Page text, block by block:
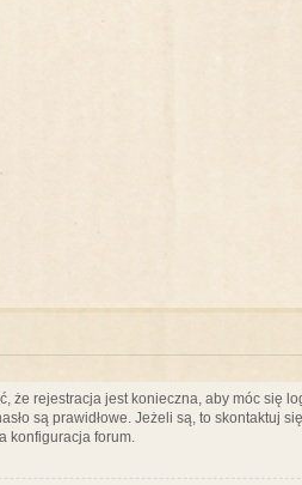
że rejestracja jest konieczna, aby móc się
są prawidłowe. Jeżeli są, to skontaktuj
konfiguracja forum.